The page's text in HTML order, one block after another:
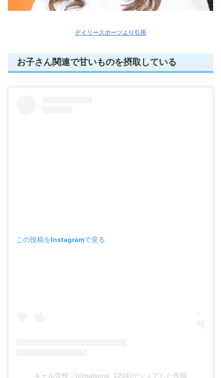
デイリースポーツより引用
お子さん関連で甘いものを摂取している
この投稿をInstagramで見る
ギャル曽根♡(@galsone_1204)がシェアした投稿